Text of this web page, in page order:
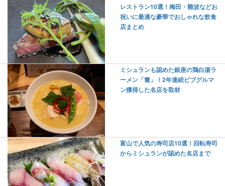
レストラン10選！梅田・難波などお
祝いに最適な豪華でおしゃれな飲食
店まとめ
ミシュランも認めた銀座の鶏白湯ラ
ーメン「篝」！2年連続ビブグルマ
ン獲得した名店を取材
富山で人気の寿司店10選！回転寿司
からミシュランが認めた名店まで